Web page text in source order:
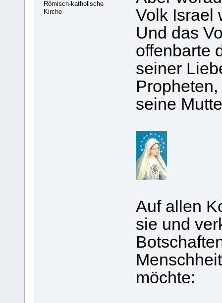
Römisch-katholische
Kirche
Volk Israel
Und das
offenbarte
seiner
seine
Auf allen
sie und
möchte: